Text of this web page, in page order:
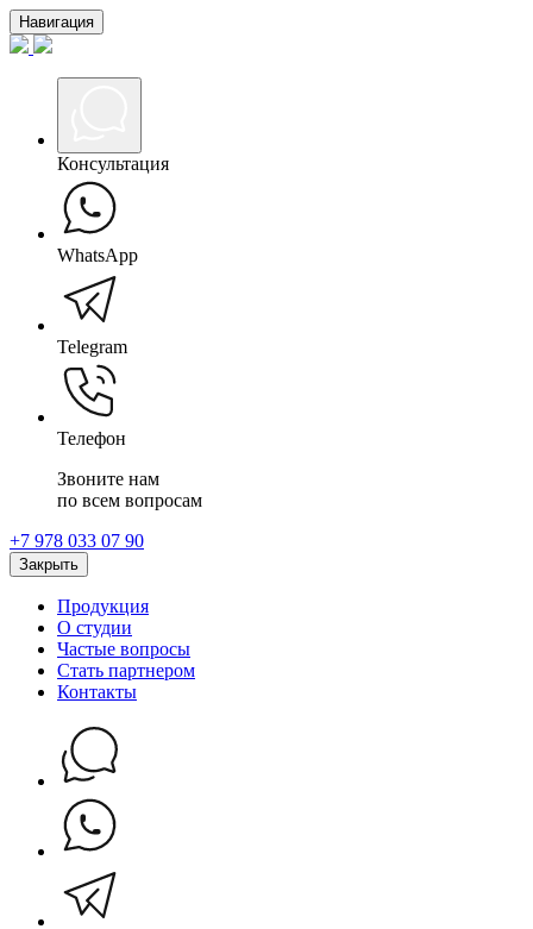
Навигация
Консультация
WhatsApp
Telegram
Телефон
Звоните нам
по всем вопросам
+7 978 033 07 90
Закрыть
Продукция
О студии
Частые вопросы
Стать партнером
Контакты